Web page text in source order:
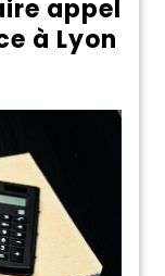
appel
à Lyon